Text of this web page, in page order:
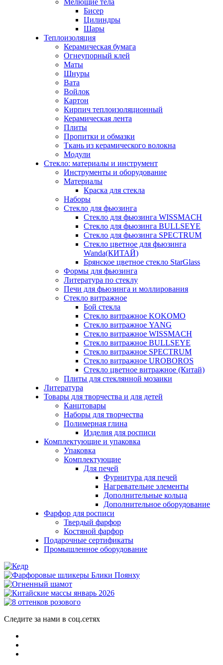
Мелющие тела
Бисер
Цилиндры
Шары
Теплоизоляция
Керамическая бумага
Огнеупорный клей
Маты
Шнуры
Вата
Войлок
Картон
Кирпич теплоизоляционный
Керамическая лента
Плиты
Пропитки и обмазки
Ткань из керамического волокна
Модули
Стекло: материалы и инструмент
Инструменты и оборудование
Материалы
Краска для стекла
Наборы
Стекло для фьюзинга
Стекло для фьюзинга WISSMACH
Стекло для фьюзинга BULLSEYE
Стекло для фьюзинга SPECTRUM
Стекло цветное для фьюзинга
Wanda(КИТАЙ)
Брянское цветное стекло StarGlass
Формы для фьюзинга
Литература по стеклу
Печи для фьюзинга и моллирования
Стекло витражное
Бой стекла
Стекло витражное KOKOMO
Стекло витражное YANG
Стекло витражное WISSMACH
Стекло витражное BULLSEYE
Стекло витражное SPECTRUM
Стекло витражное UROBOROS
Стекло цветное витражное (Китай)
Плиты для стеклянной мозаики
Литература
Товары для творчества и для детей
Канцтовары
Наборы для творчества
Полимерная глина
Изделия для росписи
Комплектующие и упаковка
Упаковка
Комплектующие
Для печей
Фурнитура для печей
Нагревательне элементы
Дополнительные кольца
Дополнительное оборудование
Фарфор для росписи
Твердый фарфор
Костяной фарфор
Подарочные сертификаты
Промышленное оборудование
Следите за нами в соц.сетях